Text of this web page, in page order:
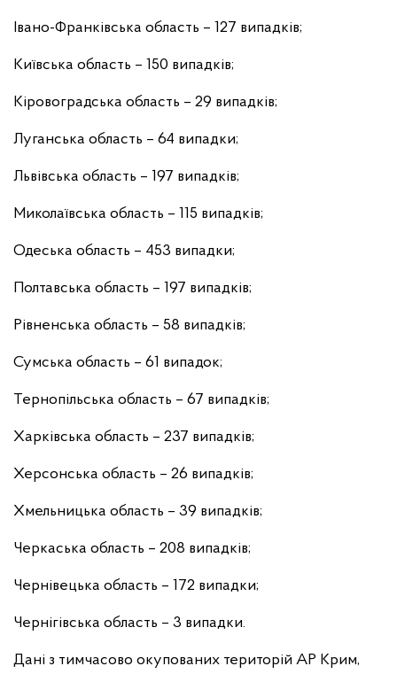
Івано-Франківська область – 127 випадків;
Київська область – 150 випадків;
Кіровоградська область – 29 випадків;
Луганська область – 64 випадки;
Львівська область – 197 випадків;
Миколаївська область – 115 випадків;
Одеська область – 453 випадки;
Полтавська область – 197 випадків;
Рівненська область – 58 випадків;
Сумська область – 61 випадок;
Тернопільська область – 67 випадків;
Харківська область – 237 випадків;
Херсонська область – 26 випадків;
Хмельницька область – 39 випадків;
Черкаська область – 208 випадків;
Чернівецька область – 172 випадки;
Чернігівська область – 3 випадки.
Дані з тимчасово окупованих територій АР Крим,